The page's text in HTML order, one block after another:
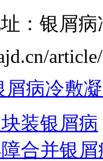
：银屑
屑病冷敷
装银屑病
合并银屑